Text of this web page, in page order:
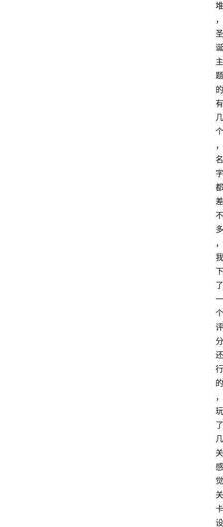
堆
，
圣
诞
主
题
的
有
几
个
，
名
字
都
差
不
多
，
我
下
了
一
个
评
分
还
行
的
，
玩
了
几
关
感
觉
关
卡
设